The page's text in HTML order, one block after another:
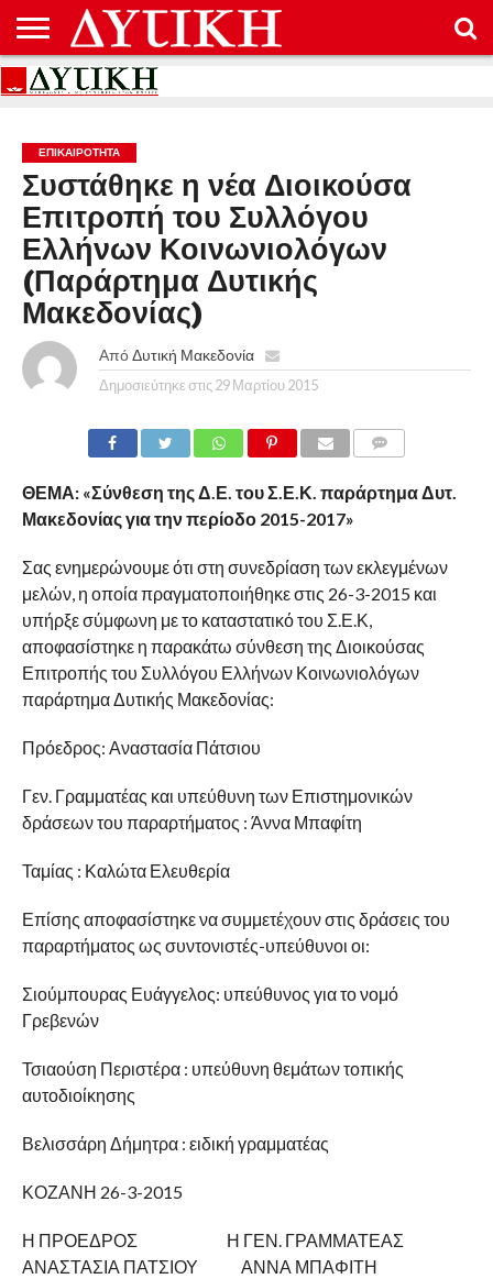
ΑΡΧΙΚΉ
ΕΠΙΚΟΙΝΩΝΊΑ
ΌΡΟΙ
ΠΡΟΣΤΑΣΊΑ
ΕΠΙΚΑΙΡΟΤΗΤΑ
Συστάθηκε η νέα Διοικούσα
Επιτροπή του Συλλόγου
Ελλήνων Κοινωνιολόγων
(Παράρτημα Δυτικής
Μακεδονίας)
Από Δυτική Μακεδονία
Δημοσιεύτηκε στις 29 Μαρτίου 2015
ΘΕΜΑ: «Σύνθεση της Δ.Ε. του Σ.Ε.Κ. παράρτημα Δυτ.
Μακεδονίας για την περίοδο 2015-2017»
Σας ενημερώνουμε ότι στη συνεδρίαση των εκλεγμένων
μελών, η οποία πραγματοποιήθηκε στις 26-3-2015 και
υπήρξε σύμφωνη με το καταστατικό του Σ.Ε.Κ,
αποφασίστηκε η παρακάτω σύνθεση της Διοικούσας
Επιτροπής του Συλλόγου Ελλήνων Κοινωνιολόγων
παράρτημα Δυτικής Μακεδονίας:
Πρόεδρος: Αναστασία Πάτσιου
Γεν. Γραμματέας και υπεύθυνη των Επιστημονικών
δράσεων του παραρτήματος : Άννα Μπαφίτη
Ταμίας : Καλώτα Ελευθερία
Επίσης αποφασίστηκε να συμμετέχουν στις δράσεις του
παραρτήματος ως συντονιστές-υπεύθυνοι οι:
Σιούμπουρας Ευάγγελος: υπεύθυνος για το νομό
Γρεβενών
Τσιαούση Περιστέρα : υπεύθυνη θεμάτων τοπικής
αυτοδιοίκησης
Βελισσάρη Δήμητρα : ειδική γραμματέας
ΚΟΖΑΝΗ 26-3-2015
Η ΠΡΟΕΔΡΟΣ Η ΓΕΝ. ΓΡΑΜΜΑΤΕΑΣ
ΑΝΑΣΤΑΣΙΑ ΠΑΤΣΙΟΥ ΑΝΝΑ ΜΠΑΦΙΤΗ